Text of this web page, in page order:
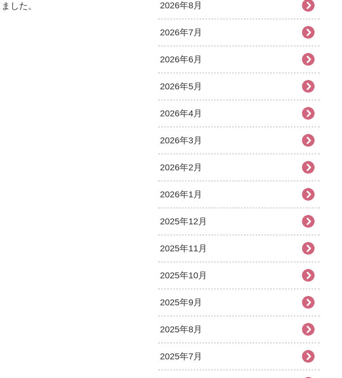
した。 2026年8月
2026年7月
2026年6月
2026年5月
2026年4月
2026年3月
2026年2月
2026年1月
2025年12月
2025年11月
2025年10月
2025年9月
2025年8月
2025年7月